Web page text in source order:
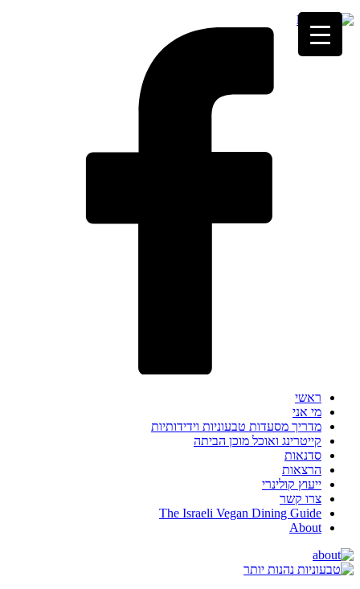
ראשי
מי אני
מדריך מסעדות טבעוניות וידידותיות
קייטרינג ואוכל מוכן הביתה
סדנאות
הרצאות
ייעוץ קולינרי
צרו קשר
The Israeli Vegan Dining Guide
About